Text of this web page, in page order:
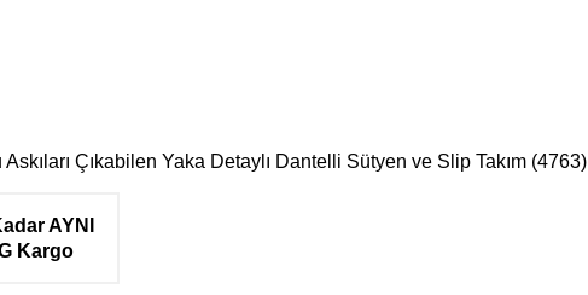
Çıkabilen Yaka Detaylı Dantelli Sütyen ve Slip Takım (4763)
AYNI
Kargo